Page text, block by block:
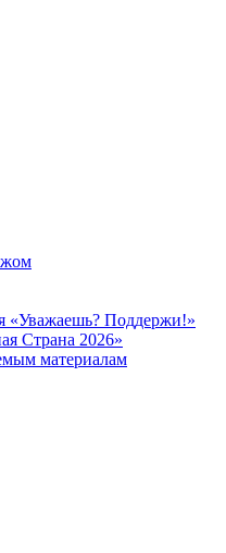
«Уважаешь? Поддержи!»
Страна 2026»
материалам